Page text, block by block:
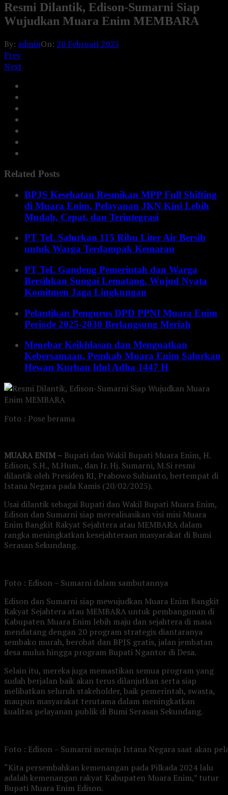
Resmi Dilantik, Edison-Sumarni Siap
Wujudkan Muara Enim MEMBARA
By: adminOn: 20 Februari 2025
Prev
Next
Related Posts
BPJS Kesehatan Resmikan MPP Full Shifting
di Muara Enim, Pelayanan JKN Kini Lebih
Mudah, Cepat, dan Terintegrasi
PT TeL Salurkan 115 Ribu Liter Air Bersih
untuk Warga Terdampak Kemarau
PT TeL Gandeng Pemerintah dan Warga
Bersihkan Sungai Lematang, Wujud Nyata
Komitmen Jaga Lingkungan
Pelantikan Pengurus DPD PPNI Muara Enim
Periode 2025-2030 Berlangsung Meriah
Menebar Keikhlasan dan Menguatkan
Kebersamaan, Pemkab Muara Enim Salurkan
Hewan Kurban Idul Adha 1447 H
Foto : Pose berama
MUARA ENIM – Bupati dan Wakil Bupati Muara Enim, H.
Edison, S.H., M.Hum., dan Ir. Hj. Sumarni, M.Si resmi
dilantik oleh Presiden RI, Prabowo Subianto, bertempat di
Istana Negara pada Kamis (20/02/2025).
Usai dilantik sebagai Bupati dan Wakil Bupati Muara Enim,
Edison dan Sumarni siap merealisasikan visi misi Muara
Enim Bangkit Rakyat Sejahtera atau MEMBARA dalam
rangka meningkatkan kesejahteraan masyarakat di Bumi
Serasan Sekundang.
Foto : Edison – Sumarni dalam sambutannya
Edison dan Sumarni siap mewujudkan Muara Enim Bangkit
Rakyat Sejahtera atau MEMBARA untuk pembangunan di
Kabupaten Muara Enim lebih maju dan sejahtera di masa
mendatang dengan 20 program strategis diantaranya
sembako murah, berobat dan BPJS gratis, jalan jembatan
desa mulus hingga program Bupati Ngantor di Desa.
Selain itu, mereka juga memastikan semua program yang
sudah berjalan baik akan terus dilanjutkan serta siap
melibatkan seluruh stakeholder, baik pemerintah, swasta,
maupun masyarakat terutama dalam meningkatkan
kualitas pelayanan publik di Bumi Serasan Sekundang.
Foto : Edison – Sumarni menuju Istana Negara saat akan
“Kita persembahkan kemenangan pada Pilkada 2024 lalu
adalah kemenangan rakyat Kabupaten Muara Enim,” tutur
Bupati Muara Enim Edison.